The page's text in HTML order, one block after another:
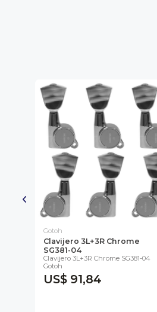
Gotoh
Clavijero 3L+3R Chrome
SG381-04
Clavijero 3L+3R Chrome SG381-04
Gotoh
US$ 91,84